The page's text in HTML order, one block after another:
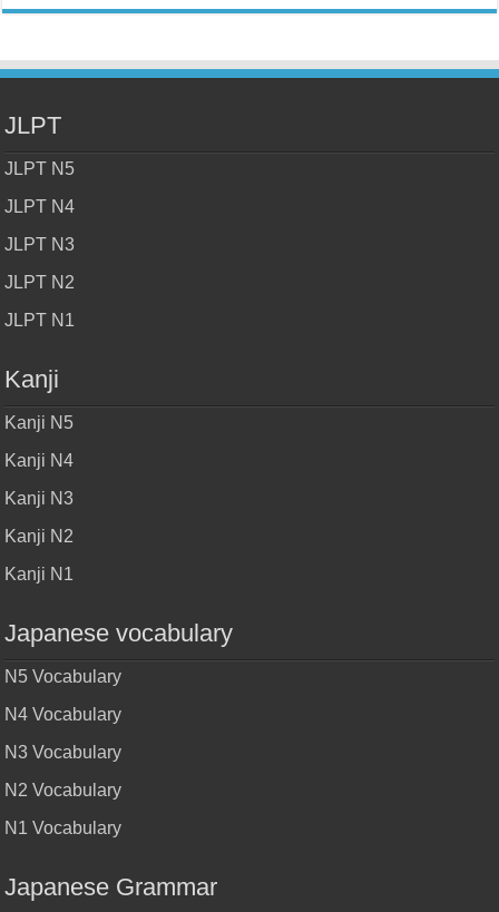
JLPT
JLPT N5
JLPT N4
JLPT N3
JLPT N2
JLPT N1
Kanji
Kanji N5
Kanji N4
Kanji N3
Kanji N2
Kanji N1
Japanese vocabulary
N5 Vocabulary
N4 Vocabulary
N3 Vocabulary
N2 Vocabulary
N1 Vocabulary
Japanese Grammar